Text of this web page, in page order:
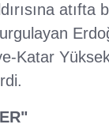
Katar